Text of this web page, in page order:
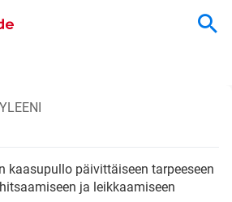
kaasupullo päivittäiseen tarpeeseen
ja leikkaamiseen